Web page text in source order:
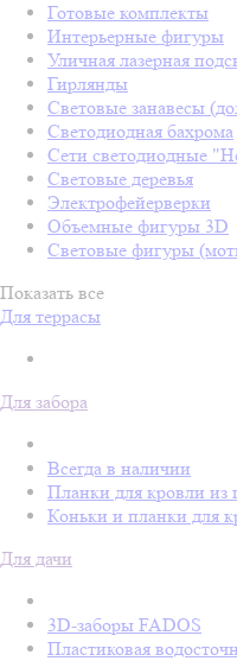
Готовые комплекты
Интерьерные фигуры
Уличная лазерная
Гирлянды
Световые занавесы
Светодиодная бахрома
Сети светодиодные
Световые деревья
Электрофейерверки
Объемные фигуры 3D
Световые фигуры
Показать все
Для террасы
Для забора
Всегда в наличии
Планки для кровли из
Коньки и планки для
Для дачи
3D-заборы FADOS
Пластиковая